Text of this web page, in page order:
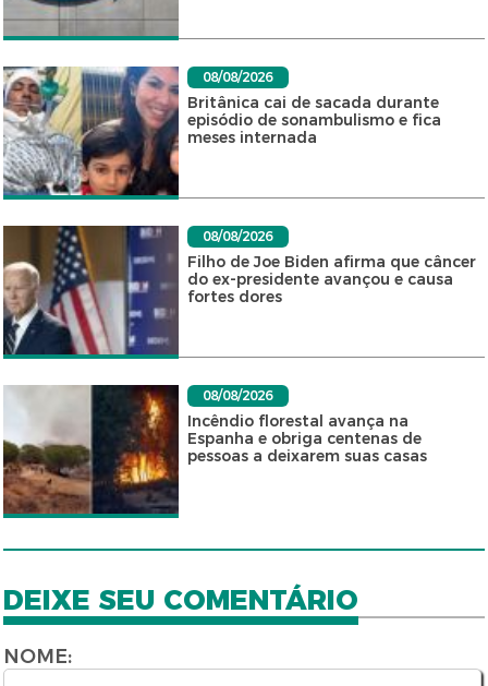
08/08/2026
Britânica cai de sacada durante
episódio de sonambulismo e fica
meses internada
08/08/2026
Filho de Joe Biden afirma que câncer
do ex-presidente avançou e causa
fortes dores
08/08/2026
Incêndio florestal avança na
Espanha e obriga centenas de
pessoas a deixarem suas casas
DEIXE SEU COMENTÁRIO
NOME: